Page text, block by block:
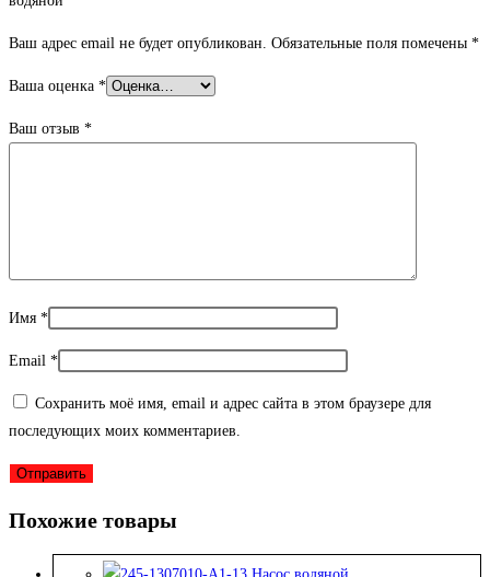
Ваш адрес email не будет опубликован. Обязательные поля помечены *
Ваша оценка *
Ваш отзыв *
Имя *
Email *
Сохранить моё имя, email и адрес сайта в этом браузере для
последующих моих комментариев.
Похожие товары